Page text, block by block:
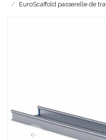
EuroScaffold passerelle de